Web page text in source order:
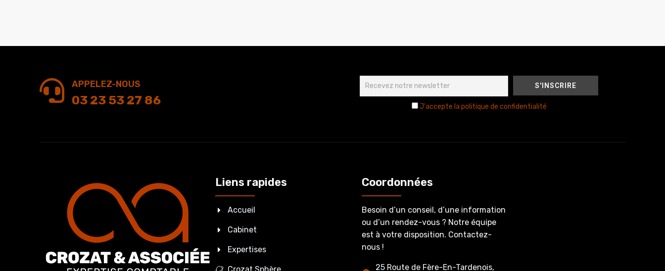
APPELEZ-NOUS
03 23 53 27 86 J'accepte la politique de confidentialité
Liens rapides
Accueil
Cabinet
Expertises
Coordonnées
Besoin d’un conseil, d’une information
ou d’un rendez-vous ? Notre équipe
est à votre disposition. Contactez-
nous !
25 Route de Fère-En-Tardenois,